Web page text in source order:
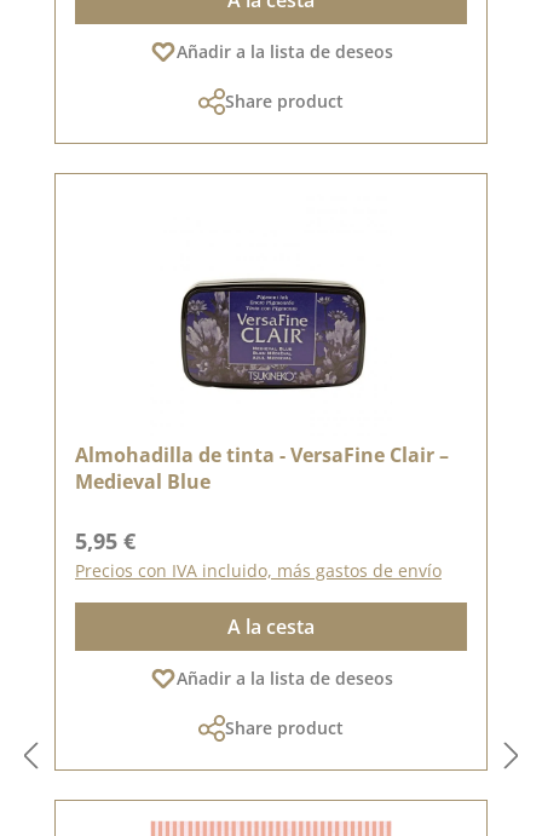
Añadir a la lista de deseos
Share product
Almohadilla de tinta - VersaFine Clair –
Medieval Blue
Precio normal:
5,95 €
Precios con IVA incluido, más gastos de envío
A la cesta
Añadir a la lista de deseos
Share product